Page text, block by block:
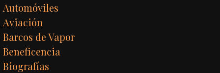
Automóviles
Aviación
Barcos de Vapor
Beneficencia
Biografías